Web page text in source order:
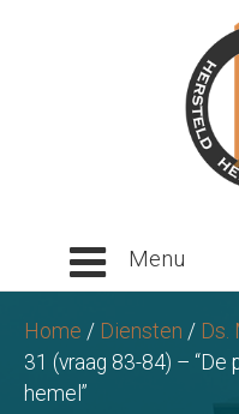
Home / Diensten / Ds.
31 (vraag 83-84) – “De
hemel”